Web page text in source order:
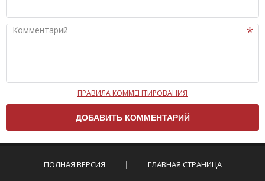
Комментарий
Чтобы ваш комментарий был опубликован на сайте,
вам нужно придерживаться следующих правил:
Комментарий не может быть слишком
эмоциональных высказываний.
Не стоит отклоняться от предмета обсуждения.
ПРАВИЛА КОММЕНТИРОВАНИЯ
ПОЛНАЯ ВЕРСИЯ ГЛАВНАЯ СТРАНИЦА